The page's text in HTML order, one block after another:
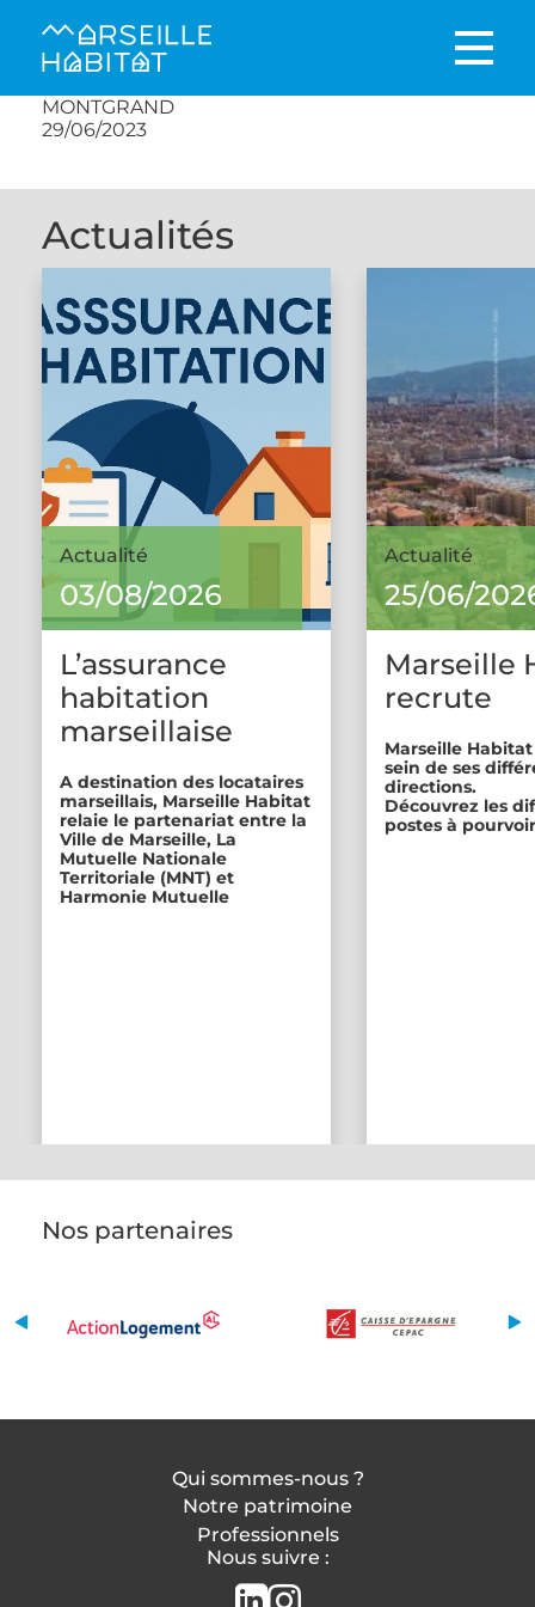
MONTGRAND
29/06/2023
Actualités
Actualité
03/08/2026
L’assurance
habitation
marseillaise
A destination des locataires
marseillais, Marseille Habitat
relaie le partenariat entre la
Ville de Marseille, La
Mutuelle Nationale
Territoriale (MNT) et
Harmonie Mutuelle
Actualité
25/06/
Marseille
recrute
Marseille
sein de ses
directions.
Découvrez les
postes à
Nos partenaires
Qui sommes-nous ?
Notre patrimoine
Professionnels
Nous suivre :